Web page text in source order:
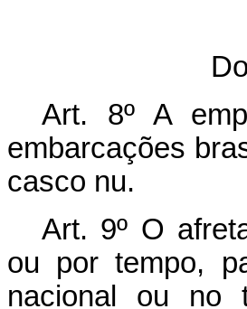
Art. 8º A
embarcações
casco nu.
Art. 9º O
ou por tempo,
nacional ou no